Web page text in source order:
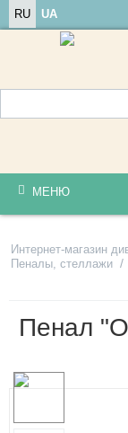
RU UA
МЕНЮ
Интернет-магазин
Пеналы, стеллажи /
Пенал